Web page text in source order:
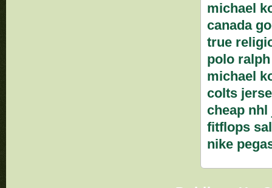
michael
canada
true
polo
michael
colts
cheap
fitflops
nike